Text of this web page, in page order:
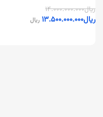
ریال۱۴.۰۰۰.۰۰۰.۰۰۰
ریال۱۳.۵۰۰.۰۰۰.۰۰۰ ریال